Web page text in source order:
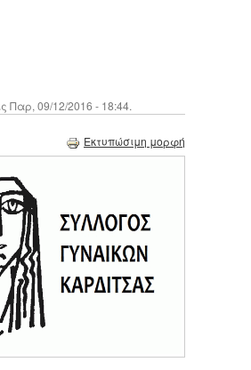
Παρ, 09/12/2016 - 18:44.
Εκτυπώσιμη μορφή